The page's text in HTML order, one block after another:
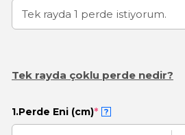
Tek rayda çoklu perde nedir?
1.Perde Eni (cm)* ?